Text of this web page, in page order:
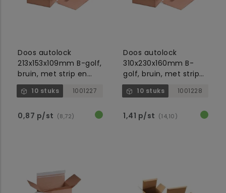
Doos autolock
213x153x109mm B-golf,
bruin, met strip en
tearstrip
10 stuks 1001227
0,87 p/st (8,72)
Doos autolock
310x230x160mm B-
golf, bruin, met strip
en tearstrip
10 stuks 1001228
1,41 p/st (14,10)